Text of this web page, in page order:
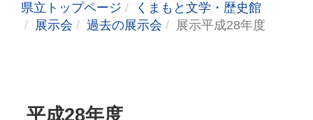
県立トップページ
くまもと文学・歴史館
展示会
過去の展示会 展示平成28年度
平成28年度